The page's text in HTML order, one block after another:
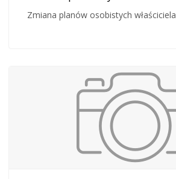
Zmiana planów osobistych właściciela